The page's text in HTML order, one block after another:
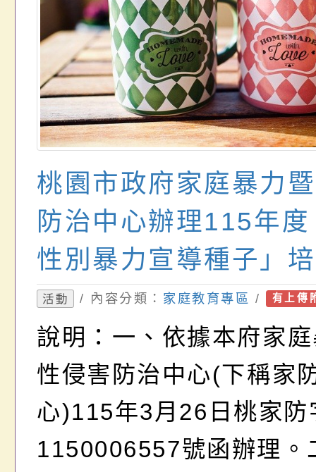
桃園市政府家庭暴力
防治中心辦理115年
性別暴力宣導種子」
資訊一案，請教師踴
活動 / 內容分類： 家庭教育專區 / 有上傳
說明：一、依據本府家
性侵害防治中心(下稱家
心)115年3月26日桃家防
1150006557號函辦理。